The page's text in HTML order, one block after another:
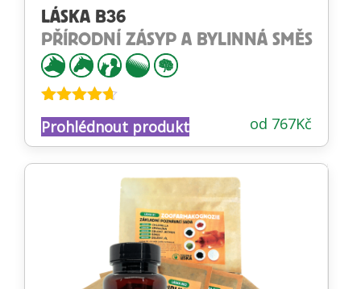
LÁSKA B36
PŘÍRODNÍ ZÁSYP A BYLINNÁ SMĚS
Hodnocení
4.58z 5 od 767Kč
Prohlédnout produkt